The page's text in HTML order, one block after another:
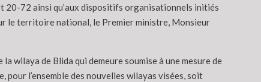
20-72 ainsi qu’aux dispositifs organisationnels initiés
le territoire national, le Premier ministre, Monsieur
la wilaya de Blida qui demeure soumise à une mesure de
l’ensemble des nouvelles wilayas visées, soit